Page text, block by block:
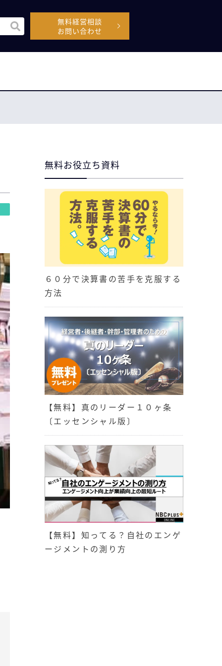
能付きの検索フィールドです。
ので、候補はありません。
無料経営相談
お問い合わせ
無料お役立ち資料
６０分で決算書の苦手を克服する
方法
【無料】真のリーダー１０ヶ条
〔エッセンシャル版〕
【無料】知ってる？自社のエンゲ
ージメントの測り方